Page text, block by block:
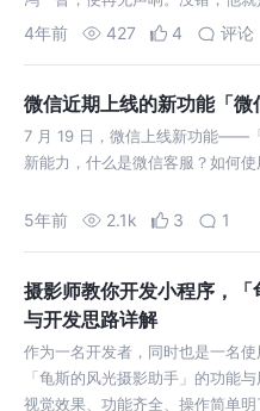
发布一年，苹果的小程序为什么无
4年前 427 4 评论
微信近期上线的新功能「微
7 月 19 日，微信上线新功能——
新能力，什么是微信客服？如何使
5年前 2.1k 3 1
摄影师教你开发小程序，
与开发思路详解
作为一名开发者，同时也是一名
「龟斯的风光摄影助手」的功能
视觉效果、功能齐全、操作简单